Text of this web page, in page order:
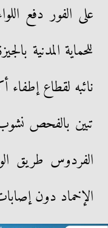
على الفور دفع
للحماية المدنية
نائبه لقطاع إطفاء
تبين بالفحص
الفردوس طريق
الإخماد دون